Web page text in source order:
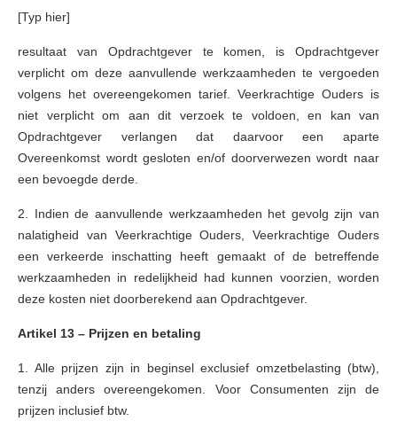
[Typ hier]
resultaat van Opdrachtgever te komen, is Opdrachtgever
verplicht om deze aanvullende werkzaamheden te vergoeden
volgens het overeengekomen tarief. Veerkrachtige Ouders is
niet verplicht om aan dit verzoek te voldoen, en kan van
Opdrachtgever verlangen dat daarvoor een aparte
Overeenkomst wordt gesloten en/of doorverwezen wordt naar
een bevoegde derde.
2. Indien de aanvullende werkzaamheden het gevolg zijn van
nalatigheid van Veerkrachtige Ouders, Veerkrachtige Ouders
een verkeerde inschatting heeft gemaakt of de betreffende
werkzaamheden in redelijkheid had kunnen voorzien, worden
deze kosten niet doorberekend aan Opdrachtgever.
Artikel 13 – Prijzen en betaling
1. Alle prijzen zijn in beginsel exclusief omzetbelasting (btw),
tenzij anders overeengekomen. Voor Consumenten zijn de
prijzen inclusief btw.